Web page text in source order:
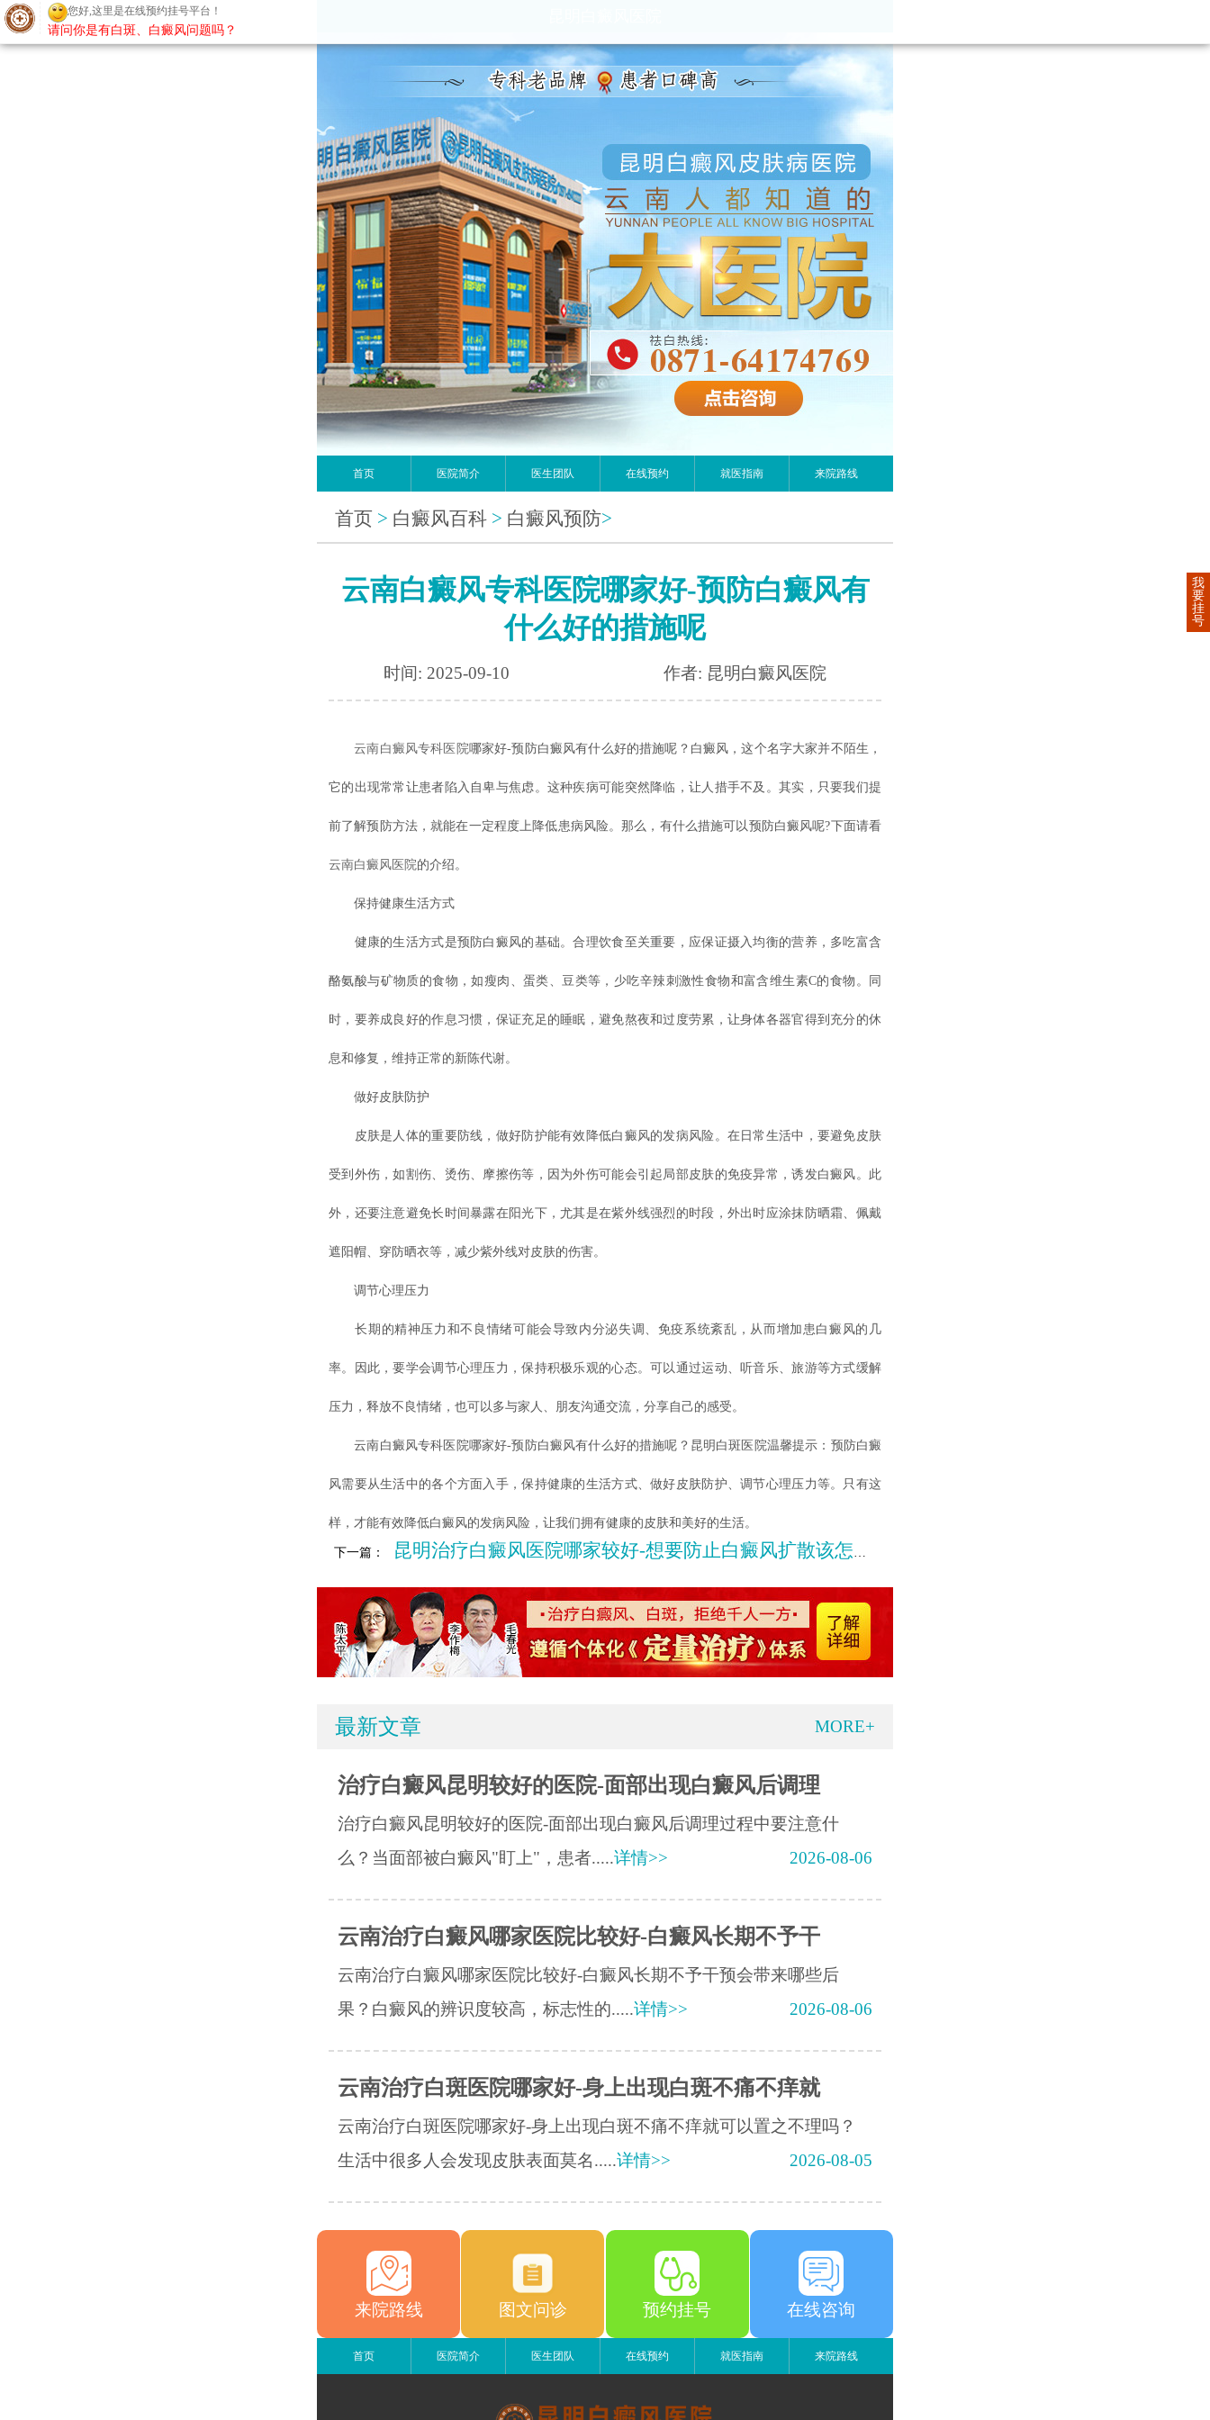
首页 医院简介 医生团队 在线预约 就医指南 来院路线
首页 > 白癜风百科 > 白癜风预防>
云南白癜风专科医院哪家好-预防白癜风有
什么好的措施呢
时间: 2025-09-10 作者: 昆明白癜风医院
云南白癜风专科医院哪家好-预防白癜风有什么好的措施呢？白癜风，这个名字大家并不陌生，
它的出现常常让患者陷入自卑与焦虑。这种疾病可能突然降临，让人措手不及。其实，只要我们提
前了解预防方法，就能在一定程度上降低患病风险。那么，有什么措施可以预防白癜风呢?下面请看
云南白癜风医院的介绍。
保持健康生活方式
健康的生活方式是预防白癜风的基础。合理饮食至关重要，应保证摄入均衡的营养，多吃富含
酪氨酸与矿物质的食物，如瘦肉、蛋类、豆类等，少吃辛辣刺激性食物和富含维生素C的食物。同
时，要养成良好的作息习惯，保证充足的睡眠，避免熬夜和过度劳累，让身体各器官得到充分的休
息和修复，维持正常的新陈代谢。
做好皮肤防护
皮肤是人体的重要防线，做好防护能有效降低白癜风的发病风险。在日常生活中，要避免皮肤
受到外伤，如割伤、烫伤、摩擦伤等，因为外伤可能会引起局部皮肤的免疫异常，诱发白癜风。此
外，还要注意避免长时间暴露在阳光下，尤其是在紫外线强烈的时段，外出时应涂抹防晒霜、佩戴
遮阳帽、穿防晒衣等，减少紫外线对皮肤的伤害。
调节心理压力
长期的精神压力和不良情绪可能会导致内分泌失调、免疫系统紊乱，从而增加患白癜风的几
率。因此，要学会调节心理压力，保持积极乐观的心态。可以通过运动、听音乐、旅游等方式缓解
压力，释放不良情绪，也可以多与家人、朋友沟通交流，分享自己的感受。
云南白癜风专科医院哪家好-预防白癜风有什么好的措施呢？昆明白斑医院温馨提示：预防白癜
风需要从生活中的各个方面入手，保持健康的生活方式、做好皮肤防护、调节心理压力等。只有这
样，才能有效降低白癜风的发病风险，让我们拥有健康的皮肤和美好的生活。
下一篇： 昆明治疗白癜风医院哪家较好-想要防止白癜风扩散该怎么做
最新文章 MORE+
治疗白癜风昆明较好的医院-面部出现白癜风后调理
治疗白癜风昆明较好的医院-面部出现白癜风后调理过程中要注意什
么？当面部被白癜风"盯上"，患者.....详情>> 2026-08-06
云南治疗白癜风哪家医院比较好-白癜风长期不予干
云南治疗白癜风哪家医院比较好-白癜风长期不予干预会带来哪些后
果？白癜风的辨识度较高，标志性的.....详情>> 2026-08-06
云南治疗白斑医院哪家好-身上出现白斑不痛不痒就
云南治疗白斑医院哪家好-身上出现白斑不痛不痒就可以置之不理吗？
生活中很多人会发现皮肤表面莫名.....详情>> 2026-08-05
来院路线 图文问诊 预约挂号 在线咨询
首页 医院简介 医生团队 在线预约 就医指南 来院路线
我
要
挂
号